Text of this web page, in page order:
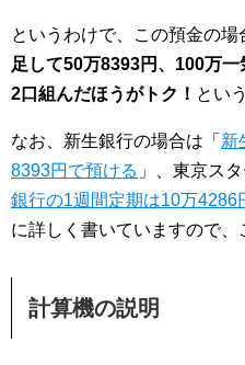
というわけで、この預金の場
足して50万8393円、100万
2口組んだほうがトク！ とい
なお、新生銀行の場合は「 新
8393円で預ける 」、東京ス
銀行の1週間定期は10万4286
に詳しく書いていますので、
計算機の説明